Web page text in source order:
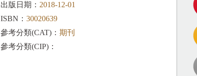
出版日期： 2018-12-01
ISBN： 30020639
參考分類(CAT)： 期刊
參考分類(CIP)：